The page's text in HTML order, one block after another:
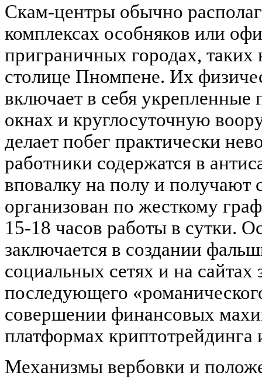
Скам-центры обычно
комплексах особняков или
приграничных городах, таких
столице Пномпене. Их
включает в себя
окнах и круглосуточную
делает побег практически
работники содержатся в
вповалку на полу и получают
организован по жесткому
15-18 часов работы в сутки.
заключается в создании
социальных сетях и на сайтах
последующего
совершении финансовых
платформах криптотрейдинга
Механизмы вербовки и